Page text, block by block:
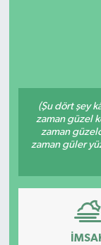
(Şu dört şey
zaman güzel
zaman
zaman güler